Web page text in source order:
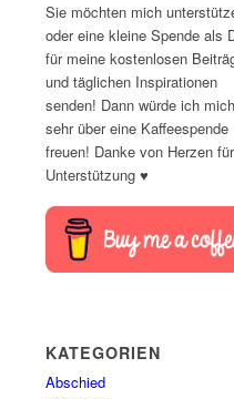
Sie möchten mich
oder eine kleine Spende als
für meine kostenlosen
und täglichen Inspirationen
senden! Dann würde ich mich
sehr über eine Kaffeespende
freuen! Danke von Herzen
Unterstützung ♥
KATEGORIEN
Abschied